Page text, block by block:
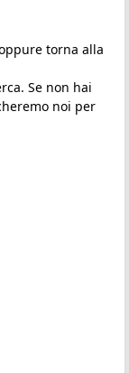
torna alla
Se non hai
noi per